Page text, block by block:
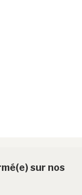
sur nos